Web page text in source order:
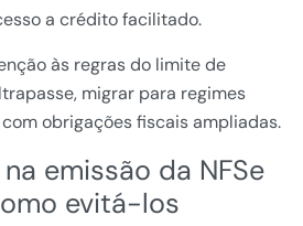
a crédito facilitado.
às regras do limite de
migrar para regimes
obrigações fiscais ampliadas.
emissão da NFSe
evitá-los